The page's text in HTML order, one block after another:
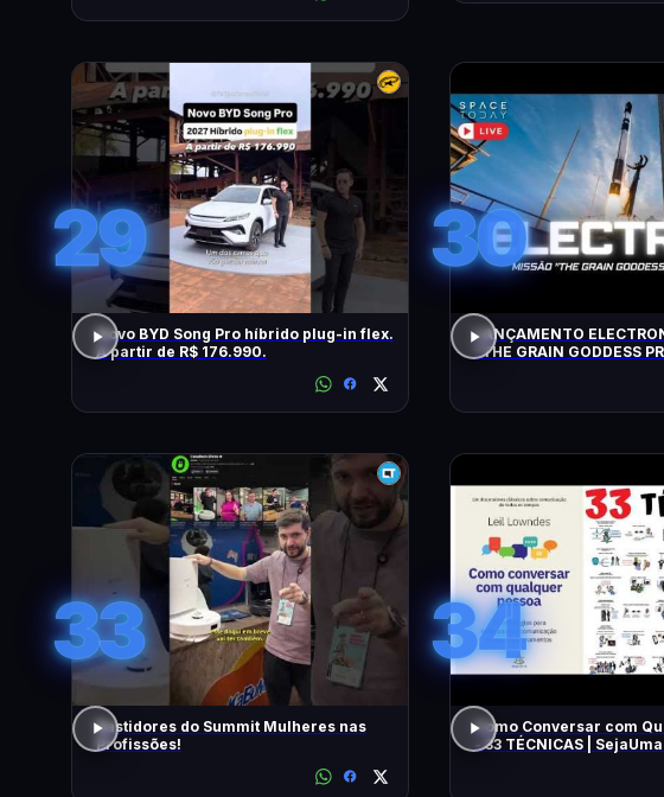
29
Novo BYD Song Pro híbrido plug-in flex.
A partir de R$ 176.990.
30
LANÇAMENTO
"THE GRAIN GODDESS
33
Bastidores do Summit Mulheres nas
Profissões!
34
Como Conversar com
- 33 TÉCNICAS |